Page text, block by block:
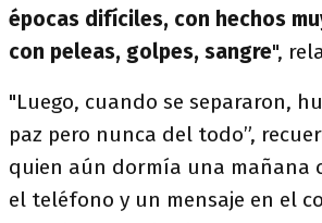
épocas difíciles, con hechos
con peleas, golpes, sangre",
"Luego, cuando se separaron,
paz pero nunca del todo”,
quien aún dormía una mañana
el teléfono y un mensaje en el